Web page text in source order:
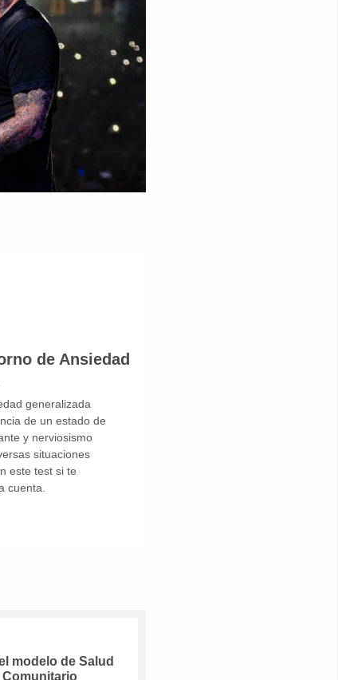
de Ansiedad
generalizada
de un estado de
y nerviosismo
situaciones
este test si te
cuenta.
modelo de Salud
Comunitario